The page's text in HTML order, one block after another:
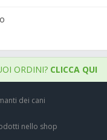
ORDINI? CLICCA QUI
dei cani
nello shop